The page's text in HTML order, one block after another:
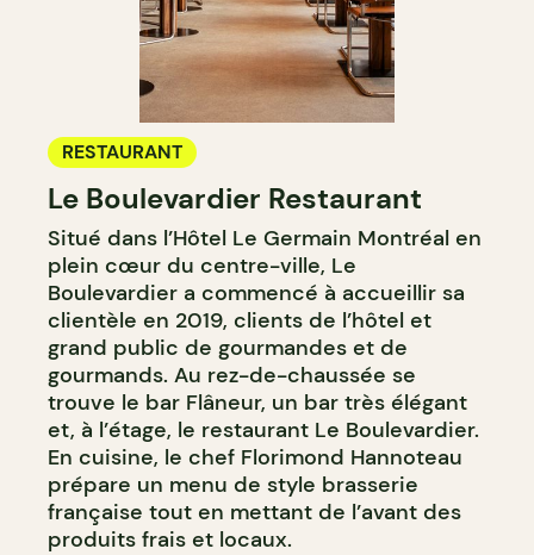
RESTAURANT
Le Boulevardier Restaurant
Situé dans l’Hôtel Le Germain Montréal en
plein cœur du centre-ville, Le
Boulevardier a commencé à accueillir sa
clientèle en 2019, clients de l’hôtel et
grand public de gourmandes et de
gourmands. Au rez-de-chaussée se
trouve le bar Flâneur, un bar très élégant
et, à l’étage, le restaurant Le Boulevardier.
En cuisine, le chef Florimond Hannoteau
prépare un menu de style brasserie
française tout en mettant de l’avant des
produits frais et locaux.